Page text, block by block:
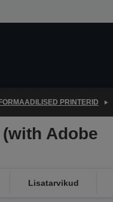
PRINTERID
Adobe
Lisatarvikud